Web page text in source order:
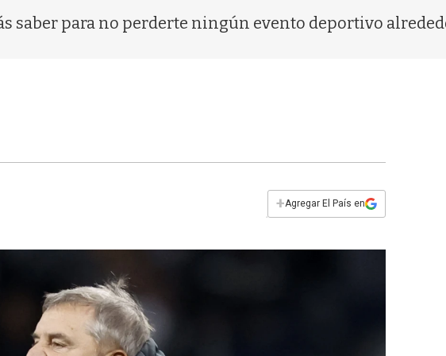
saber para no perderte ningún evento deportivo
+Agregar El País en